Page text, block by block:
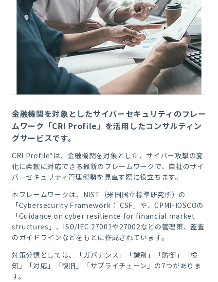
金融機関を対象としたサイバーセキュリティのフレー
ムワーク「CRI Profile」を活用したコンサルティン
グサービスです。
CRI Profile*は、金融機関を対象とした、サイバー攻撃の変
化に柔軟に対応できる最新のフレームワークで、自社のサイ
バーセキュリティ管理態勢を見直す際に役立ちます。
本フレームワークは、NIST（米国国立標準研究所）の
「Cybersecurity Framework： CSF」や、CPMI-IOSCOの
「Guidance on cyber resilience for financial market
structures」、ISO/IEC 27001や27002などの管理策、監査
のガイドラインなどをもとに作成されています。
対策分類としては、「ガバナンス」「識別」「防御」「検
知」「対応」「復旧」「サプライチェーン」の7つがありま
す。